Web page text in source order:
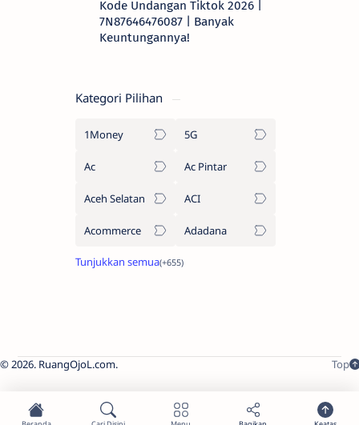
Kode Undangan Tiktok 2026 |
7N87646476087 | Banyak
Keuntungannya!
Kategori Pilihan
1Money 5G
Ac Ac Pintar
Aceh Selatan ACI
Acommerce Adadana
2026. RuangOjoL.com.